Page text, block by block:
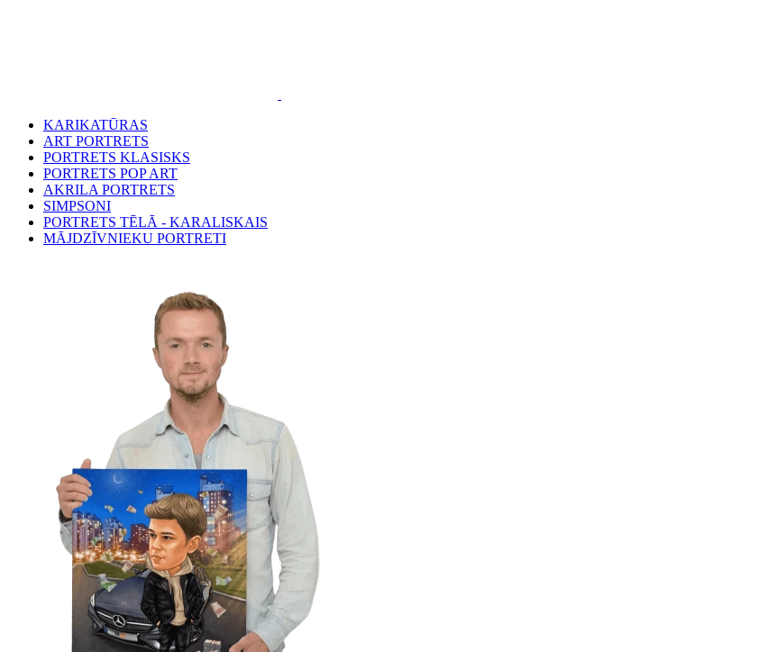
KARIKATŪRAS
ART PORTRETS
PORTRETS KLASISKS
PORTRETS POP ART
AKRILA PORTRETS
SIMPSONI
PORTRETS TĒLĀ - KARALISKAIS
MĀJDZĪVNIEKU PORTRETI